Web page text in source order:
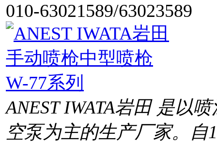
010-63021589/63023589
ANEST IWATA岩田 是以
空泵为主的生产厂家。自